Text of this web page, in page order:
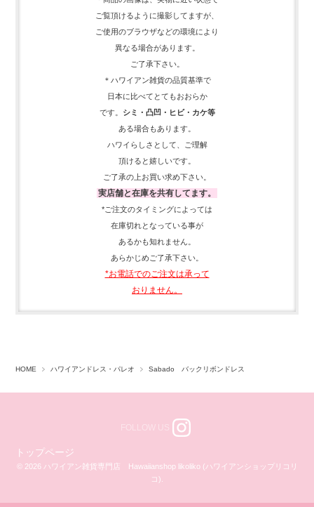
ご覧頂けるように撮影してますが、
ご使用のブラウザなどの環境により
異なる場合があります。
ご了承下さい。
＊ハワイアン雑貨の品質基準で
日本に比べてとてもおおらか
です。
シミ・凸凹・ヒビ・カケ等
ある場合もあります。
ハワイらしさとして、
ご理解
頂ける と嬉しいです。
ご了承の上お買い求め下さい。
実店舗と在庫を共有してます。
*ご注文のタイミングによっては
在庫切れとなっている事が
あるかも知れません。
あらかじめご了承下さい。
*お電話でのご注文は承って
おりません。
HOME ハワイアンドレス・パレオ Sabado バックリボンドレス
FOLLOW US
トップページ
© 2026 ハワイアン雑貨専門店 Hawaiianshop likoliko (ハワイアンショップリコリ
コ).